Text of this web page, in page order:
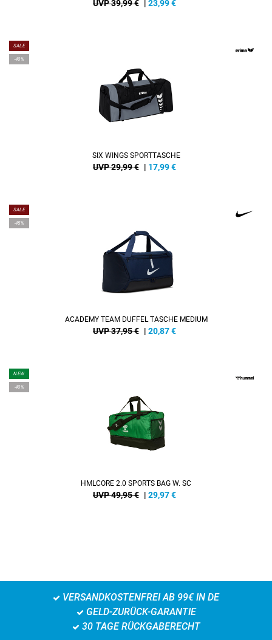
UVP 39,99 € 23,99€
SALE
-40%
SIX WINGS SPORTTASCHE
UVP 29,99 € | 17,99€
SALE
-45%
ACADEMY TEAM DUFFEL TASCHE MEDIUM
UVP 37,95 € | 20,87€
NEW
-40%
HMLCORE 2.0 SPORTS BAG W. SC
UVP 49,95 € | 29,97€
VERSANDKOSTENFREI AB 99€ IN DE
GELD-ZURÜCK-GARANTIE
30 TAGE RÜCKGABERECHT